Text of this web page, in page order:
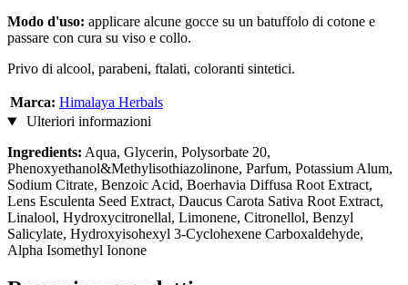
Modo d'uso: applicare alcune gocce su un batuffolo di cotone e
passare con cura su viso e collo.
Privo di alcool, parabeni, ftalati, coloranti sintetici.
Marca: Himalaya Herbals
Ulteriori informazioni
Ingredients: Aqua, Glycerin, Polysorbate 20,
Phenoxyethanol&Methylisothiazolinone, Parfum, Potassium Alum,
Sodium Citrate, Benzoic Acid, Boerhavia Diffusa Root Extract,
Lens Esculenta Seed Extract, Daucus Carota Sativa Root Extract,
Linalool, Hydroxycitronellal, Limonene, Citronellol, Benzyl
Salicylate, Hydroxyisohexyl 3-Cyclohexene Carboxaldehyde,
Alpha Isomethyl Ionone